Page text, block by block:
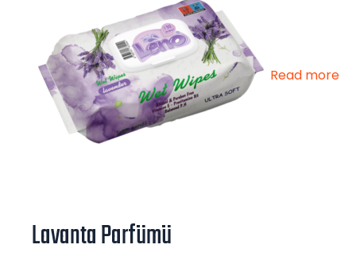
Read more
Lavanta Parfümü